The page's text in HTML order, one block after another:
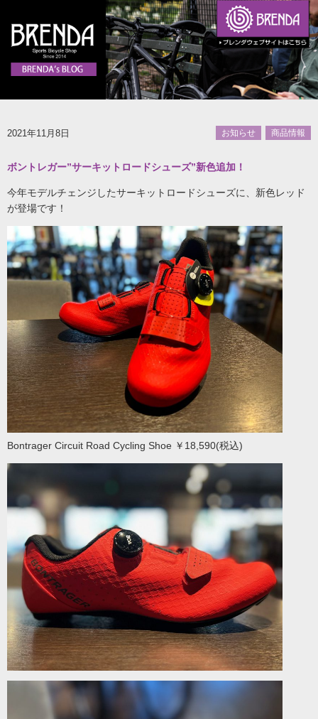
2021年11月8日 お知らせ 商品情報
ボントレガー”サーキットロードシューズ”新色追加！
今年モデルチェンジしたサーキットロードシューズに、新色レッド
が登場です！
Bontrager Circuit Road Cycling Shoe ￥18,590(税込)